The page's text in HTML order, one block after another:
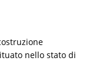
nello stato di